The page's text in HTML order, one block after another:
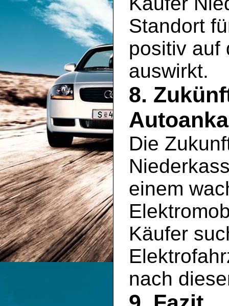
Standort
positiv auf
auswirkt.
8.
Die
einem
Käufer
nach